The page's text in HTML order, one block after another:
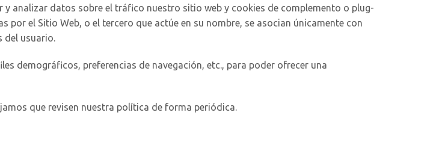
y analizar datos sobre el tráfico nuestro sitio web y cookies de complemento o plug-
el Sitio Web, o el tercero que actúe en su nombre, se asocian únicamente con
del usuario.
demográficos, preferencias de navegación, etc., para poder ofrecer una
que revisen nuestra política de forma periódica.